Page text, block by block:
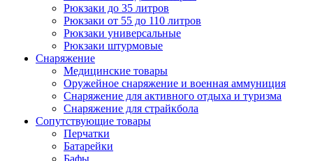
Рюкзаки до 35 литров
Рюкзаки от 55 до 110 литров
Рюкзаки универсальные
Рюкзаки штурмовые
Снаряжение
Медицинские товары
Оружейное снаряжение и военная аммуниция
Снаряжение для активного отдыха и туризма
Снаряжение для страйкбола
Сопутствующие товары
Перчатки
Батарейки
Бафы